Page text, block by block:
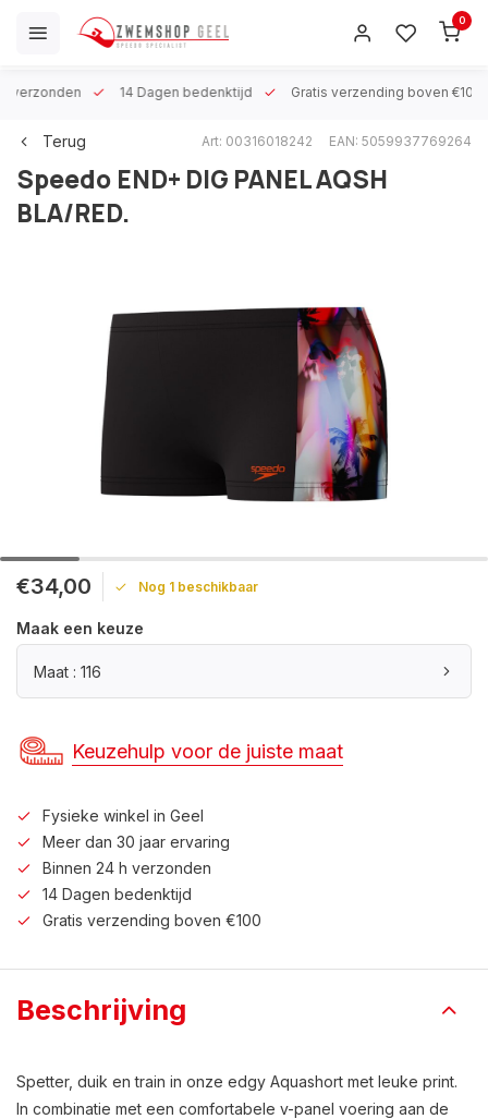
0
verzonden 14 Dagen bedenktijd Gratis verzending boven €100
Terug Art: 00316018242 EAN: 5059937769264
Speedo END+ DIG PANEL AQSH
BLA/RED.
€34,00 Nog 1 beschikbaar
Maak een keuze
Maat : 116
Keuzehulp voor de juiste maat
Fysieke winkel in Geel
Meer dan 30 jaar ervaring
Binnen 24 h verzonden
14 Dagen bedenktijd
Gratis verzending boven €100
Beschrijving
Spetter, duik en train in onze edgy Aquashort met leuke print.
In combinatie met een comfortabele v-panel voering aan de